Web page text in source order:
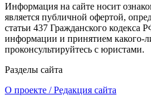
Информация на сайте носит
является публичной офертой,
статьи 437 Гражданского кодекса
информации и принятием какого-
проконсультируйтесь с юристами.
Разделы сайта
О проекте / Редакция сайта